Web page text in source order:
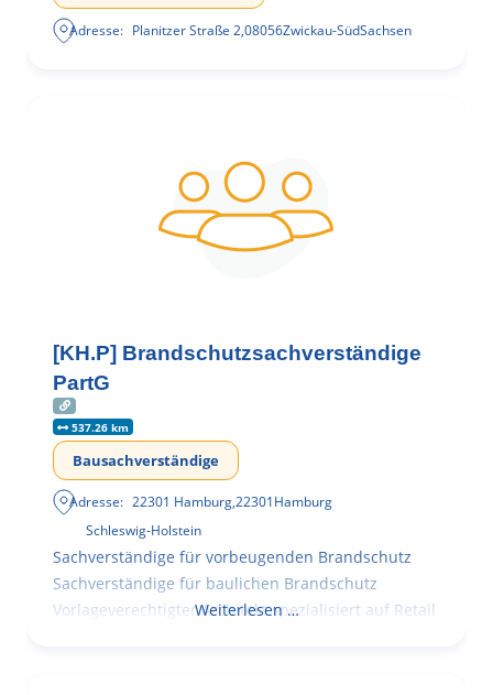
Adresse: Planitzer Straße 2,08056Zwickau-SüdSachsen
[KH.P] Brandschutzsachverständige
PartG
537.26 km
Bausachverständige
Adresse: 22301 Hamburg,22301Hamburg
Schleswig-Holstein
Sachverständige für vorbeugenden Brandschutz
Sachverständige für baulichen Brandschutz
Vorlageverechtigter Architekt spezialisiert auf Retail
Weiterlesen …